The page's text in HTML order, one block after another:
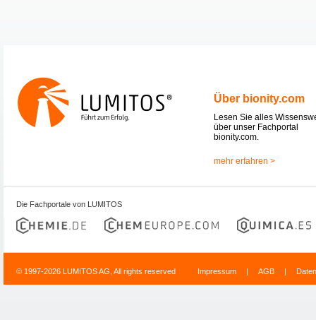
Über bionity.com
Lesen Sie alles
über unser Fachportal
bionity.com.
mehr erfahren >
Die Fachportale von LUMITOS
© 1997-2026 LUMITOS AG, All rights reserved Impressum | AGB |